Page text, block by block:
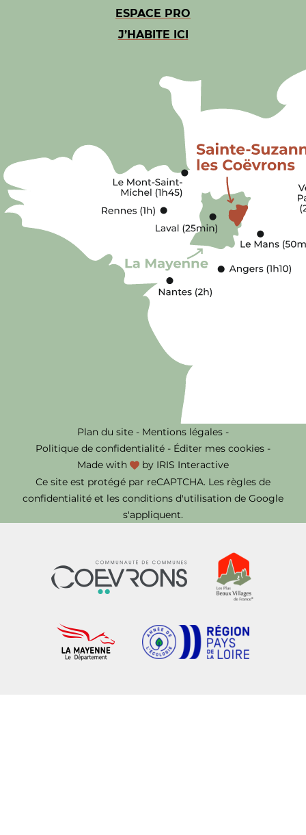
ESPACE PRO
J’HABITE ICI
Plan du site - Mentions légales -
Politique de confidentialité - Éditer mes cookies -
Made with
by IRIS Interactive
Ce site est protégé par reCAPTCHA. Les règles de
confidentialité et les conditions d'utilisation de Google
s'appliquent.